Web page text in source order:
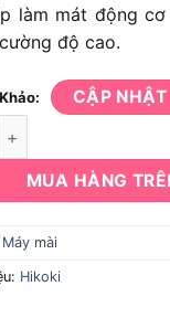
làm mát động
độ cao.
CẬP
Hikoki PDA100M
MUA HÀNG
Máy mài
Hikoki